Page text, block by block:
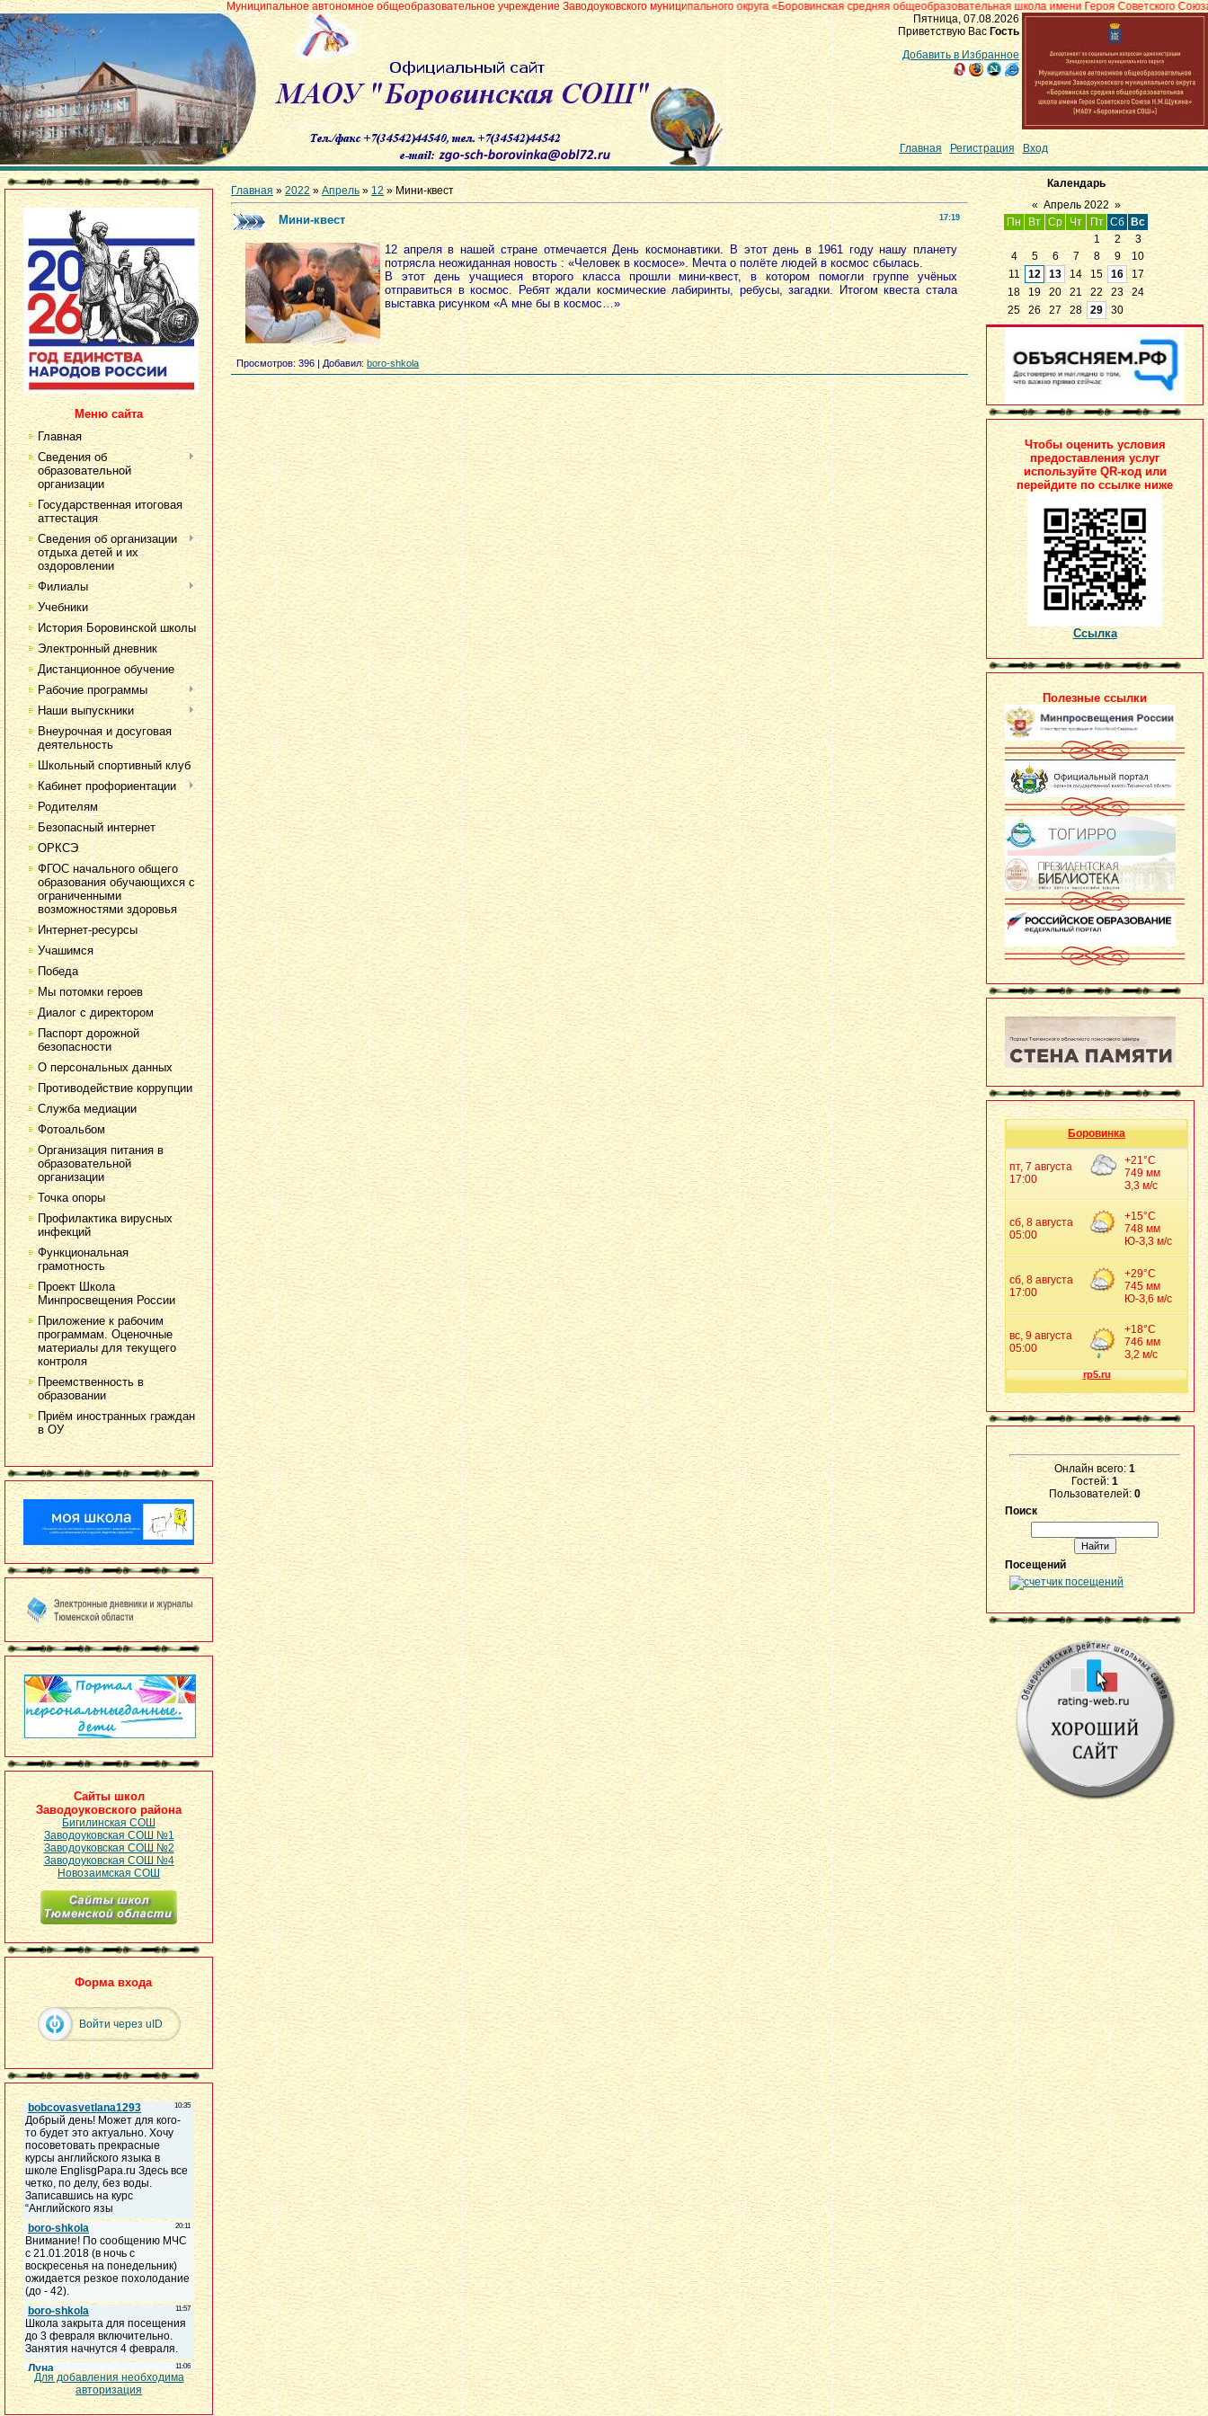
Муниципальное автономное общеобразовательное учреждение Заводоуковского муниципального округа «Боровинская средняя общеобразовательная школа имени Героя Советского Союза
Пятница, 07.08.2026
Приветствую Вас Гость
Добавить в Избранное
Главная Регистрация Вход
Меню сайта
Главная
Сведения об
образовательной
организации
Государственная итоговая
аттестация
Сведения об организации
отдыха детей и их
оздоровлении
Филиалы
Учебники
История Боровинской школы
Электронный дневник
Дистанционное обучение
Рабочие программы
Наши выпускники
Внеурочная и досуговая
деятельность
Школьный спортивный клуб
Кабинет профориентации
Родителям
Безопасный интернет
ОРКСЭ
ФГОС начального общего
образования обучающихся с
ограниченными
возможностями здоровья
Интернет-ресурсы
Учашимся
Победа
Мы потомки героев
Диалог с директором
Паспорт дорожной
безопасности
О персональных данных
Противодействие коррупции
Служба медиации
Фотоальбом
Организация питания в
образовательной
организации
Точка опоры
Профилактика вирусных
инфекций
Функциональная
грамотность
Проект Школа
Минпросвещения России
Приложение к рабочим
программам. Оценочные
материалы для текущего
контроля
Преемственность в
образовании
Приём иностранных граждан
в ОУ
Сайты школ
Заводоуковского района
Бигилинская СОШ
Заводоуковская СОШ №1
Заводоуковская СОШ №2
Заводоуковская СОШ №4
Новозаимская СОШ
Форма входа
Войти через uID
Для добавления необходима
авторизация
Главная » 2022 » Апрель » 12 » Mини-квест
17:19
Mини-квест
12 апреля в нашей стране отмечается День космонавтики. В этот день в 1961 году нашу планету
потрясла неожиданная новость : «Человек в космосе». Мечта о полёте людей в космос сбылась.
В этот день учащиеся второго класса прошли мини-квест, в котором помогли группе учёных
отправиться в космос. Ребят ждали космические лабиринты, ребусы, загадки. Итогом квеста стала
выставка рисунком «А мне бы в космос…»
Просмотров: 396 |Добавил: boro-shkola
Календарь
« Апрель 2022 »
Пн
Вт Ср Чт Пт Сб
Вс
1
2
3
4
5 6 7 8 9
10
11
12 13 14 15 16
17
18
19 20 21 22 23
24
25
26 27 28 29 30
Чтобы оценить условия
предоставления услуг
используйте QR-код или
перейдите по ссылке ниже
Ссылка
Полезные ссылки
Боровинка
Онлайн всего:1
Гостей: 1
Пользователей: 0
Поиск
Посещений